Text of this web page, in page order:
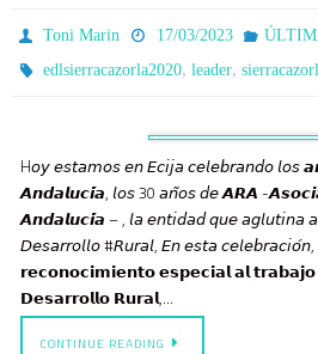
Toni Marin 17/03/2023
edlsierracazorla2020,leader,
H𝘰𝘺 𝘦𝘴𝘵𝘢𝘮𝘰𝘴 𝘦𝘯 𝘌𝘤𝘪𝘫𝘢 𝘤𝘦𝘭𝘦𝘣𝘳𝘢𝘯𝘥𝘰
𝘼𝙣𝙙𝙖𝙡𝙪𝙘𝙞́𝙖, 𝘭𝘰𝘴 30 𝘢𝘯̃𝘰𝘴 𝘥𝘦 𝘼𝙍𝘼 -
𝘼𝙣𝙙𝙖𝙡𝙪𝙘𝙞́𝙖 – , 𝘭𝘢 𝘦𝘯𝘵𝘪𝘥𝘢𝘥 𝘲𝘶𝘦 𝘢𝘨𝘭𝘶𝘵𝘪𝘯𝘢
𝘋𝘦𝘴𝘢𝘳𝘳𝘰𝘭𝘭𝘰 #𝘙𝘶𝘳𝘢𝘭, 𝘌𝘯 𝘦𝘴𝘵𝘢
𝗿𝗲𝗰𝗼𝗻𝗼𝗰𝗶𝗺𝗶𝗲𝗻𝘁𝗼 𝗲𝘀𝗽𝗲𝗰𝗶𝗮𝗹 𝗮𝗹
𝗗𝗲𝘀𝗮𝗿𝗿𝗼𝗹𝗹𝗼 𝗥𝘂𝗿𝗮𝗹,…
CONTINUE READING